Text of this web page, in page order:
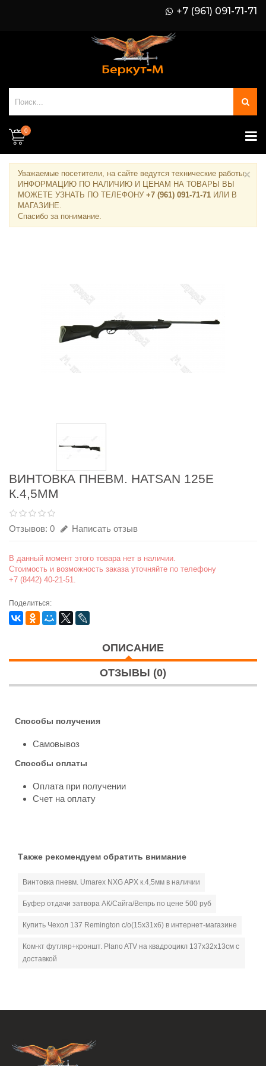
+7 (961) 091-71-71
0
Уважаемые посетители, на сайте ведутся технические работы.
ИНФОРМАЦИЮ ПО НАЛИЧИЮ И ЦЕНАМ НА ТОВАРЫ ВЫ
МОЖЕТЕ УЗНАТЬ ПО ТЕЛЕФОНУ +7 (961) 091-71-71 ИЛИ В
МАГАЗИНЕ.
Спасибо за понимание.
×
ВИНТОВКА ПНЕВМ. HATSAN 125Е
К.4,5ММ
Отзывов: 0 Написать отзыв
В данный момент этого товара нет в наличии.
Стоимость и возможность заказа уточняйте по телефону
+7 (8442) 40-21-51.
Поделиться:
ОПИСАНИЕ
ОТЗЫВЫ (0)
Способы получения
Самовывоз
Способы оплаты
Оплата при получении
Счет на оплату
Также рекомендуем обратить внимание
Винтовка пневм. Umarex NXG APX к.4,5мм в наличии
Буфер отдачи затвора АК/Сайга/Вепрь по цене 500 руб
Купить Чехол 137 Remington c/о(15х31x6) в интернет-магазине
Ком-кт футляр+кроншт. Plano ATV на квадроцикл 137х32х13см с
доставкой